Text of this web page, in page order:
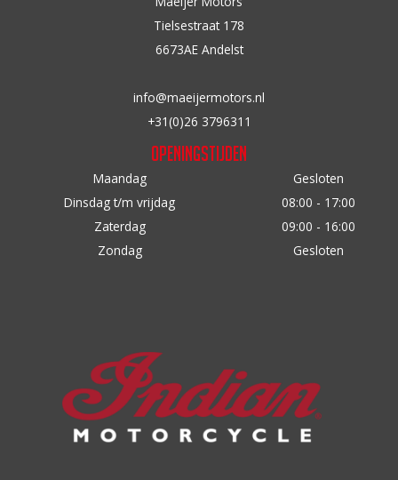
Tielsestraat 178
6673AE Andelst
info@maeijermotors.nl
+31(0)26 3796311
Openingstijden
Maandag
Gesloten
Dinsdag t/m vrijdag
08:00 - 17:00
Zaterdag
09:00 - 16:00
Zondag
Gesloten